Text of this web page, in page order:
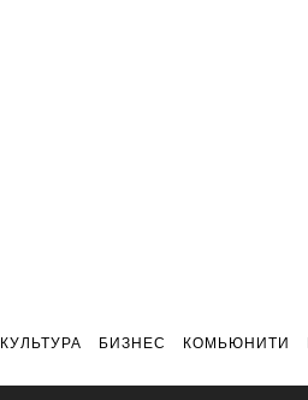
КУЛЬТУРА БИЗНЕС КОМЬЮНИТИ